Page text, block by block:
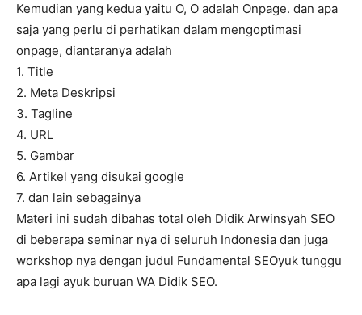
Kemudian yang kedua yaitu O, O adalah Onpage. dan apa
saja yang perlu di perhatikan dalam mengoptimasi
onpage, diantaranya adalah
1. Title
2. Meta Deskripsi
3. Tagline
4. URL
5. Gambar
6. Artikel yang disukai google
7. dan lain sebagainya
Materi ini sudah dibahas total oleh Didik Arwinsyah SEO
di beberapa seminar nya di seluruh Indonesia dan juga
workshop nya dengan judul Fundamental SEOyuk tunggu
apa lagi ayuk buruan WA Didik SEO.